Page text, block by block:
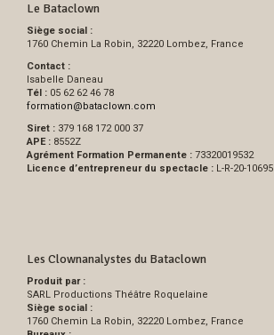
Le Bataclown
Siège social :
1760 Chemin La Robin, 32220 Lombez, France
Contact :
Isabelle Daneau
Tél : 05 62 62 46 78
formation@ bataclown.com
Siret : 379 168 172 000 37
APE : 8552Z
Agrément Formation Permanente : 73320019532
Licence d’entrepreneur du spectacle : L-R-20-10695
Les Clownanalystes du Bataclown
Produit par :
SARL Productions Théâtre Roquelaine
Siège social :
1760 Chemin La Robin, 32220 Lombez, France